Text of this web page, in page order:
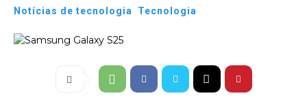
Notícias de tecnologia Tecnologia